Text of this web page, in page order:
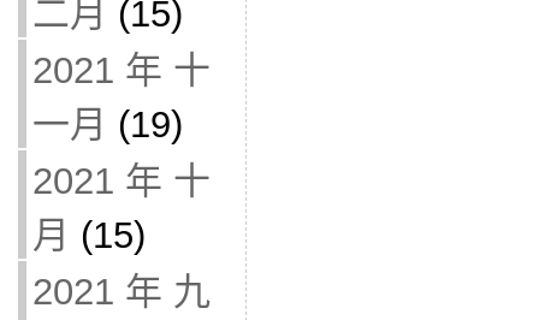
二月 (15)
2021 年 十
一月 (19)
2021 年 十
月 (15)
2021 年 九